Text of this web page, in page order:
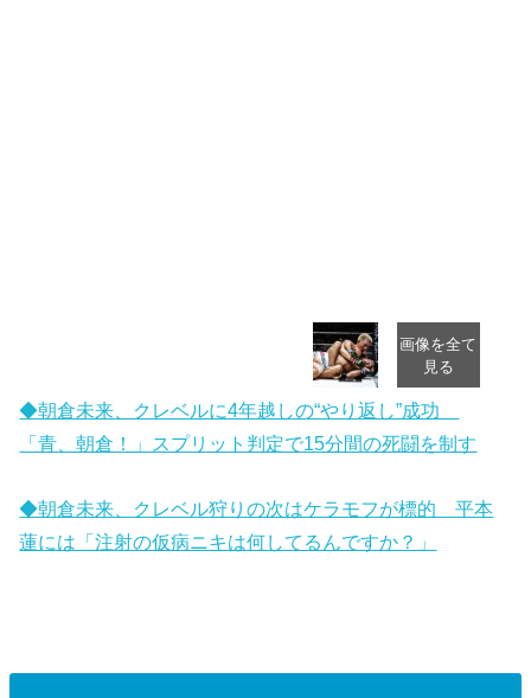
◆朝倉未来、クレベルに4年越しの“やり返し”成功
「青、朝倉！」スプリット判定で15分間の死闘を制す
◆朝倉未来、クレベル狩りの次はケラモフが標的 平本
蓮には「注射の仮病ニキは何してるんですか？」